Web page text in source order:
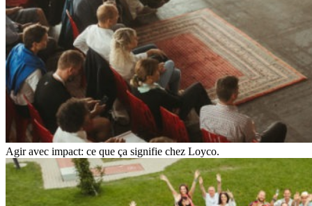
Agir avec impact: ce que ça signifie chez Loyco.